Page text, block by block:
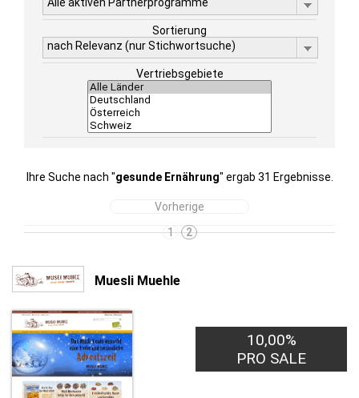
Sortierung
nach Relevanz (nur Stichwortsuche)
Vertriebsgebiete
Ihre Suche nach "gesunde Ernährung" ergab 31 Ergebnisse.
Vorherige
1
2
Muesli Muehle
10,00%
PRO SALE